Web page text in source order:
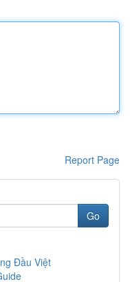
Report Page
Go
Đầu Việt